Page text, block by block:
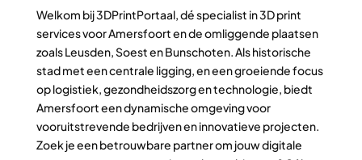
Welkom bij 3DPrintPortaal, dé specialist in 3D print
services voor Amersfoort en de omliggende plaatsen
zoals Leusden, Soest en Bunschoten. Als historische
stad met een centrale ligging, en een groeiende focus
op logistiek, gezondheidszorg en technologie, biedt
Amersfoort een dynamische omgeving voor
vooruitstrevende bedrijven en innovatieve projecten.
Zoek je een betrouwbare partner om jouw digitale